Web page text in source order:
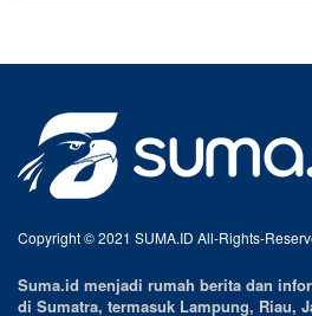
Copyright © 2021 SUMA.ID All-Rights-
Suma.id menjadi rumah berita dan
di Sumatra, termasuk Lampung, Riau,